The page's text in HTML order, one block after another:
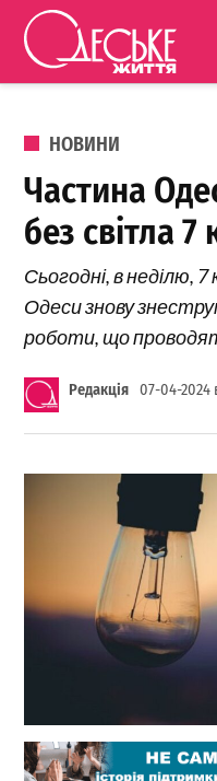
Перейти до вмісту
ОПУБЛІКОВАНО В
НОВИНИ
Частина
без світла 7
Сьогодні, в неділю,
Одеси знову
роботи, що
Редакція 07-04-2024